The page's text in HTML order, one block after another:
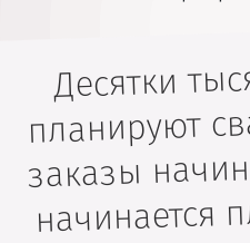
Десятки
планируют
заказы
начинается